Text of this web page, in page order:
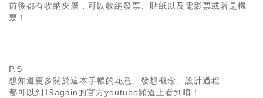
前後都有收納夾層，可以收納發票、貼紙以及電影票或著是機
票！
P.S
想知道更多關於這本手帳的花意、發想概念、設計過程
都可以到19again的官方youtube頻道上看到唷！